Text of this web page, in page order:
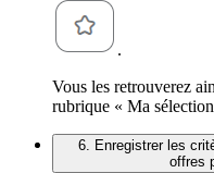
.
Vous les retrouverez
rubrique « Ma
6. Enregistrer les
offres